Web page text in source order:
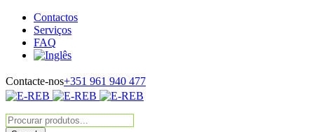
Contactos
Serviços
FAQ
Contacte-nos+351 961 940 477